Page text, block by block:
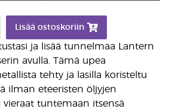
ja lisää tunnelmaa Lantern
avulla. Tämä upea
tehty ja lasilla koristeltu
ilman eteeristen öljyjen
vieraat tuntemaan itsensä
Lisää ostoskoriin